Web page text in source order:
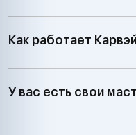
Как работает
У вас есть свои